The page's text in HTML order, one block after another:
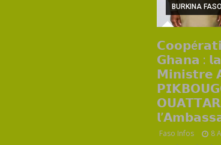
BURKINA
𝗚𝗵𝗮𝗻𝗮 :
𝗠𝗶𝗻𝗶𝘀𝘁𝗿𝗲
Faso Infos 8